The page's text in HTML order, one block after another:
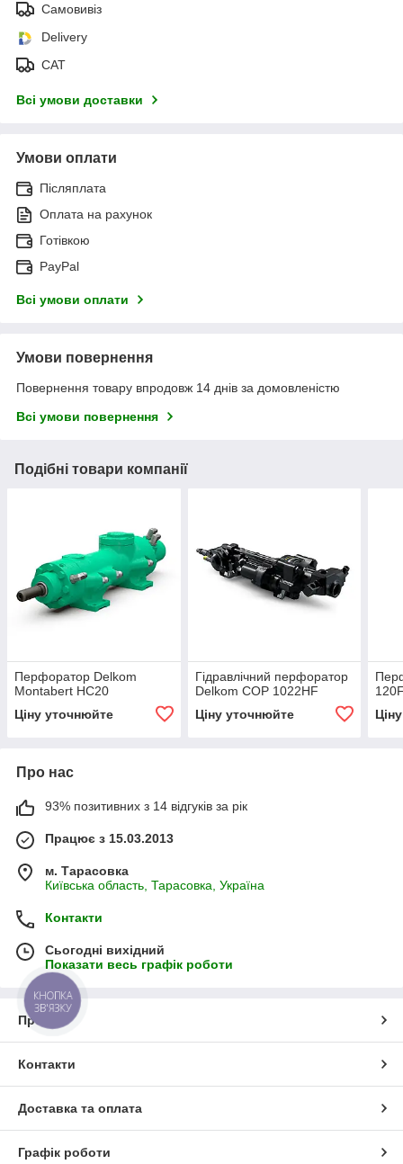
Самовивіз
Delivery
САТ
Всі умови доставки
Умови оплати
Післяплата
Оплата на рахунок
Готівкою
PayPal
Всі умови оплати
Умови повернення
Повернення товару впродовж 14 днів за домовленістю
Всі умови повернення
Подібні товари компанії
Перфоратор Delkom
Montabert HC20
Ціну уточнюйте
Гідравлічний перфоратор
Delkom COP 1022HF
Ціну уточнюйте
Про нас
93% позитивних з 14 відгуків за рік
Працює з 15.03.2013
м. Тарасовка
Київська область, Тарасовка, Україна
Контакти
Сьогодні вихідний
Показати весь графік роботи
Про нас
Контакти
Доставка та оплата
Графік роботи
КНОПКА
ЗВ'ЯЗКУ